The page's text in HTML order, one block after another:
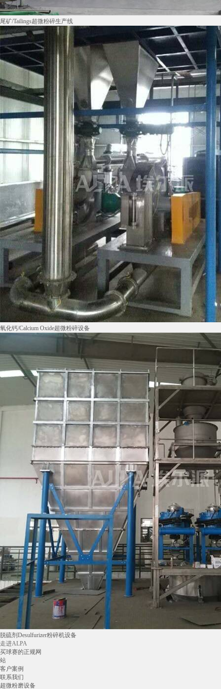
尾矿/Tailings超微粉碎生产线
氧化钙/Calcium Oxide超微粉碎设备
脱硫剂Desulfurizer粉碎机设备
走进ALPA
买球赛的正规网
站
客户案例
联系我们
超微粉磨设备